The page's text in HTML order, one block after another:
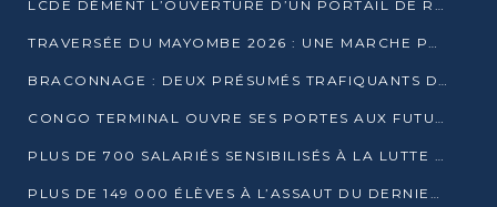
LCDE DÉMENT L’OUVERTURE D’UN PORTAIL DE RECRUTEMENT ET APPELLE À LA VIGILANCE
TRAVERSÉE DU MAYOMBE 2026 : UNE MARCHE POUR SENSIBILISER ET DÉPISTER AU DIABÈTE
BRACONNAGE : DEUX PRÉSUMÉS TRAFIQUANTS D’HIPPOPOTAME ÉCROUÉS À BRAZZAVILLE
CONGO TERMINAL OUVRE SES PORTES AUX FUTURS INGÉNIEURS DE L’UCAC-ICAM
PLUS DE 700 SALARIÉS SENSIBILISÉS À LA LUTTE CONTRE LA TUBERCULOSE À CONGO TERMINAL
PLUS DE 149 000 ÉLÈVES À L’ASSAUT DU DERNIER CEPE